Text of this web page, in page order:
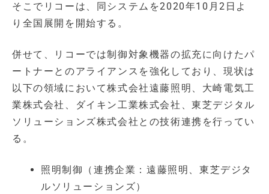
そこでリコーは、同システムを2020年10月2日よ
り全国展開を開始する。
併せて、リコーでは制御対象機器の拡充に向けたパ
ートナーとのアライアンスを強化しており、現状は
以下の領域において株式会社遠藤照明、大崎電気工
業株式会社、ダイキン工業株式会社、東芝デジタル
ソリューションズ株式会社との技術連携を行ってい
る。
照明制御（連携企業：遠藤照明、東芝デジタ
ルソリューションズ）